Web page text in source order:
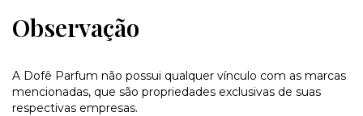
Observação
A Dofê Parfum não possui qualquer vínculo com as marcas
mencionadas, que são propriedades exclusivas de suas
respectivas empresas.